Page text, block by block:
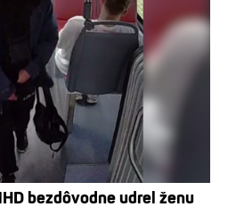
bezdôvodne udrel ženu